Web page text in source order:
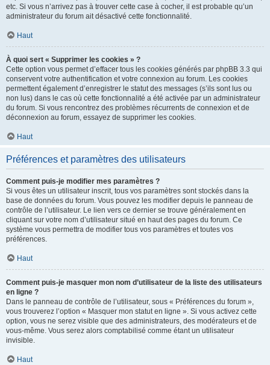
etc. Si vous n’arrivez pas à trouver cette case à cocher, il est probable qu’un
administrateur du forum ait désactivé cette fonctionnalité.
Haut
À quoi sert « Supprimer les cookies » ?
Cette option vous permet d’effacer tous les cookies générés par phpBB 3.3 qui
conservent votre authentification et votre connexion au forum. Les cookies
permettent également d’enregistrer le statut des messages (s’ils sont lus ou
non lus) dans le cas où cette fonctionnalité a été activée par un administrateur
du forum. Si vous rencontrez des problèmes récurrents de connexion et de
déconnexion au forum, essayez de supprimer les cookies.
Haut
Préférences et paramètres des utilisateurs
Comment puis-je modifier mes paramètres ?
Si vous êtes un utilisateur inscrit, tous vos paramètres sont stockés dans la
base de données du forum. Vous pouvez les modifier depuis le panneau de
contrôle de l’utilisateur. Le lien vers ce dernier se trouve généralement en
cliquant sur votre nom d’utilisateur situé en haut des pages du forum. Ce
système vous permettra de modifier tous vos paramètres et toutes vos
préférences.
Haut
Comment puis-je masquer mon nom d’utilisateur de la liste des utilisateurs
en ligne ?
Dans le panneau de contrôle de l’utilisateur, sous « Préférences du forum »,
vous trouverez l’option « Masquer mon statut en ligne ». Si vous activez cette
option, vous ne serez visible que des administrateurs, des modérateurs et de
vous-même. Vous serez alors comptabilisé comme étant un utilisateur
invisible.
Haut